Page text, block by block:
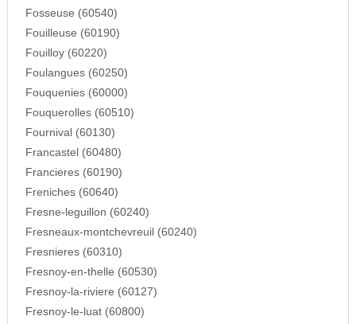
Fosseuse (60540)
Fouilleuse (60190)
Fouilloy (60220)
Foulangues (60250)
Fouquenies (60000)
Fouquerolles (60510)
Fournival (60130)
Francastel (60480)
Francieres (60190)
Freniches (60640)
Fresne-leguillon (60240)
Fresneaux-montchevreuil (60240)
Fresnieres (60310)
Fresnoy-en-thelle (60530)
Fresnoy-la-riviere (60127)
Fresnoy-le-luat (60800)